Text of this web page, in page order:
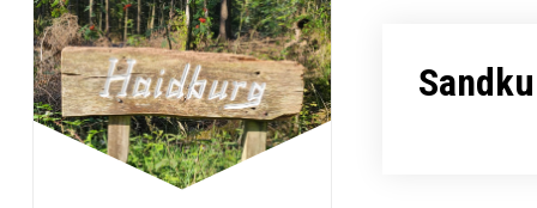
Zum
Inhalt
springen